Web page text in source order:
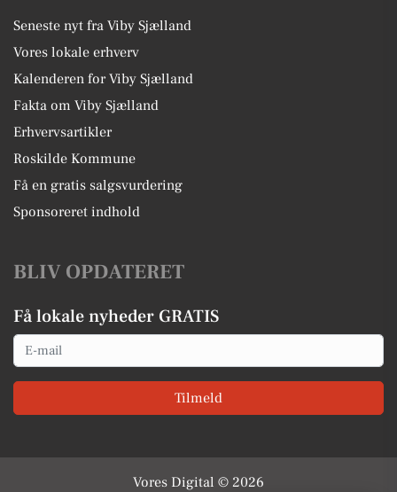
Seneste nyt fra Viby Sjælland
Vores lokale erhverv
Kalenderen for Viby Sjælland
Fakta om Viby Sjælland
Erhvervsartikler
Roskilde Kommune
Få en gratis salgsvurdering
Sponsoreret indhold
BLIV OPDATERET
Få lokale nyheder GRATIS
Email
Tilmeld
Vores Digital © 2026